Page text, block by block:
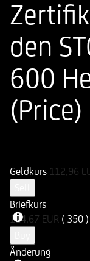
den
600
(Price)
Geldkurs 112,96
Briefkurs
114,67 EUR ( 350 )
Änderung